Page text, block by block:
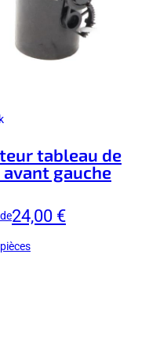
tableau de
gauche
24,00 €